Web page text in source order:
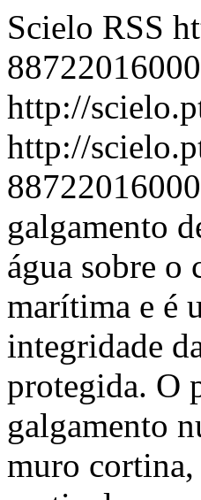
Scielo RSS
http://
http://
galgamento
água sobre o
marítima e é
integridade
protegida. O
galgamento
muro